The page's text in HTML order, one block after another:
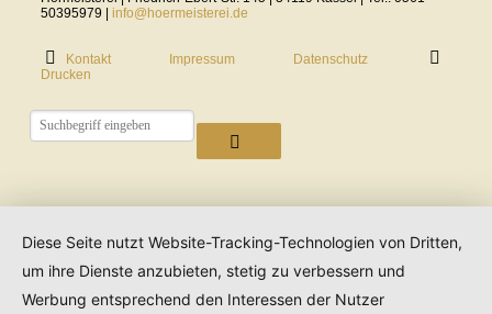
50395979 |info@hoermeisterei.de
Kontakt Impressum
Datenschutz
Drucken
Diese Seite nutzt Website-Tracking-Technologien von Dritten,
um ihre Dienste anzubieten, stetig zu verbessern und
Werbung entsprechend den Interessen der Nutzer